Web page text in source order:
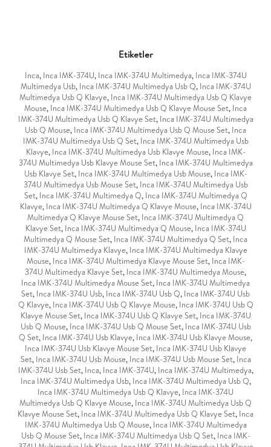
Etiketler
Inca, Inca IMK-374U, Inca IMK-374U Multimedya, Inca IMK-374U
Multimedya Usb, Inca IMK-374U Multimedya Usb Q, Inca IMK-374U
Multimedya Usb Q Klavye, Inca IMK-374U Multimedya Usb Q Klavye
Mouse, Inca IMK-374U Multimedya Usb Q Klavye Mouse Set, Inca
IMK-374U Multimedya Usb Q Klavye Set, Inca IMK-374U Multimedya
Usb Q Mouse, Inca IMK-374U Multimedya Usb Q Mouse Set, Inca
IMK-374U Multimedya Usb Q Set, Inca IMK-374U Multimedya Usb
Klavye, Inca IMK-374U Multimedya Usb Klavye Mouse, Inca IMK-
374U Multimedya Usb Klavye Mouse Set, Inca IMK-374U Multimedya
Usb Klavye Set, Inca IMK-374U Multimedya Usb Mouse, Inca IMK-
374U Multimedya Usb Mouse Set, Inca IMK-374U Multimedya Usb
Set, Inca IMK-374U Multimedya Q, Inca IMK-374U Multimedya Q
Klavye, Inca IMK-374U Multimedya Q Klavye Mouse, Inca IMK-374U
Multimedya Q Klavye Mouse Set, Inca IMK-374U Multimedya Q
Klavye Set, Inca IMK-374U Multimedya Q Mouse, Inca IMK-374U
Multimedya Q Mouse Set, Inca IMK-374U Multimedya Q Set, Inca
IMK-374U Multimedya Klavye, Inca IMK-374U Multimedya Klavye
Mouse, Inca IMK-374U Multimedya Klavye Mouse Set, Inca IMK-
374U Multimedya Klavye Set, Inca IMK-374U Multimedya Mouse,
Inca IMK-374U Multimedya Mouse Set, Inca IMK-374U Multimedya
Set, Inca IMK-374U Usb, Inca IMK-374U Usb Q, Inca IMK-374U Usb
Q Klavye, Inca IMK-374U Usb Q Klavye Mouse, Inca IMK-374U Usb Q
Klavye Mouse Set, Inca IMK-374U Usb Q Klavye Set, Inca IMK-374U
Usb Q Mouse, Inca IMK-374U Usb Q Mouse Set, Inca IMK-374U Usb
Q Set, Inca IMK-374U Usb Klavye, Inca IMK-374U Usb Klavye Mouse,
Inca IMK-374U Usb Klavye Mouse Set, Inca IMK-374U Usb Klavye
Set, Inca IMK-374U Usb Mouse, Inca IMK-374U Usb Mouse Set, Inca
IMK-374U Usb Set, Inca, Inca IMK-374U, Inca IMK-374U Multimedya,
Inca IMK-374U Multimedya Usb, Inca IMK-374U Multimedya Usb Q,
Inca IMK-374U Multimedya Usb Q Klavye, Inca IMK-374U
Multimedya Usb Q Klavye Mouse, Inca IMK-374U Multimedya Usb Q
Klavye Mouse Set, Inca IMK-374U Multimedya Usb Q Klavye Set, Inca
IMK-374U Multimedya Usb Q Mouse, Inca IMK-374U Multimedya
Usb Q Mouse Set, Inca IMK-374U Multimedya Usb Q Set, Inca IMK-